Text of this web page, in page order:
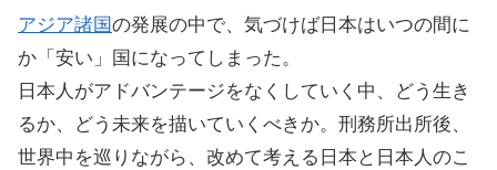
アジア諸国の発展の中で、気づけば日本はいつの間に
か「安い」国になってしまった。
日本人がアドバンテージをなくしていく中、どう生き
るか、どう未来を描いていくべきか。刑務所出所後、
世界中を巡りながら、改めて考える日本と日本人のこ